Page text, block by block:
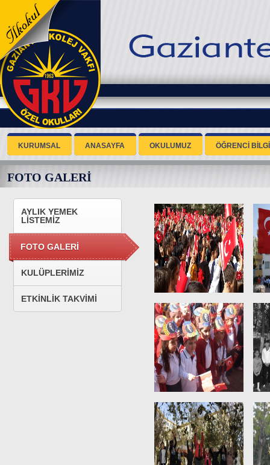
KURUMSAL ANASAYFA OKULUMUZ ÖĞRENCİ
FOTO GALERİ
AYLIK YEMEK
LİSTEMİZ
FOTO GALERİ
KULÜPLERİMİZ
ETKİNLİK TAKVİMİ